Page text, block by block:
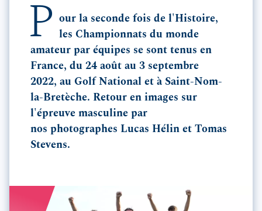
P
our la seconde fois de l'Histoire,
les Championnats du monde
amateur par équipes se sont tenus en
France, du 24 août au 3 septembre
2022, au Golf National et à Saint-Nom-
la-Bretèche. Retour en images sur
l'épreuve masculine par
nos photographes Lucas Hélin et Tomas
Stevens.